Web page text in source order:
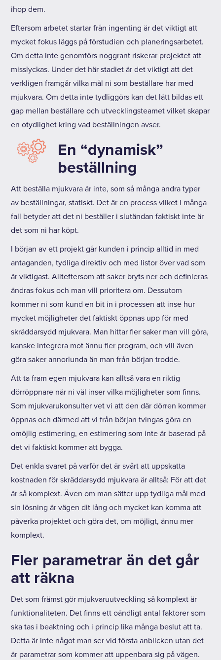
ihop dem.
Eftersom arbetet startar från ingenting är det viktigt att
mycket fokus läggs på förstudien och planeringsarbetet.
Om detta inte genomförs noggrant riskerar projektet att
misslyckas. Under det här stadiet är det viktigt att det
verkligen framgår vilka mål ni som beställare har med
mjukvara. Om detta inte tydliggörs kan det lätt bildas ett
gap mellan beställare och utvecklingsteamet vilket skapar
en otydlighet kring vad beställningen avser.
En “dynamisk”
beställning
Att beställa mjukvara är inte, som så många andra typer
av beställningar, statiskt. Det är en process vilket i många
fall betyder att det ni beställer i slutändan faktiskt inte är
det som ni har köpt.
I början av ett projekt går kunden i princip alltid in med
antaganden, tydliga direktiv och med listor över vad som
är viktigast. Allteftersom att saker bryts ner och definieras
ändras fokus och man vill prioritera om. Dessutom
kommer ni som kund en bit in i processen att inse hur
mycket möjligheter det faktiskt öppnas upp för med
skräddarsydd mjukvara. Man hittar fler saker man vill göra,
kanske integrera mot ännu fler program, och vill även
göra saker annorlunda än man från början trodde.
Att ta fram egen mjukvara kan alltså vara en riktig
dörröppnare när ni väl inser vilka möjligheter som finns.
Som mjukvarukonsulter vet vi att den där dörren kommer
öppnas och därmed att vi från början tvingas göra en
omöjlig estimering, en estimering som inte är baserad på
det vi faktiskt kommer att bygga.
Det enkla svaret på varför det är svårt att uppskatta
kostnaden för skräddarsydd mjukvara är alltså: För att det
är så komplext. Även om man sätter upp tydliga mål med
sin lösning är vägen dit lång och mycket kan komma att
påverka projektet och göra det, om möjligt, ännu mer
komplext.
Fler parametrar än det går
att räkna
Det som främst gör mjukvaruutveckling så komplext är
funktionaliteten. Det finns ett oändligt antal faktorer som
ska tas i beaktning och i princip lika många beslut att ta.
Detta är inte något man ser vid första anblicken utan det
är parametrar som kommer att uppenbara sig på vägen.